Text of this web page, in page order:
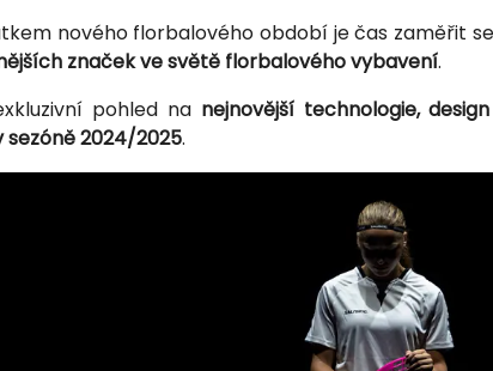
nového florbalového období je čas zaměřit
značek ve světě florbalového vybavení.
pohled na nejnovější technologie,
2024/2025.